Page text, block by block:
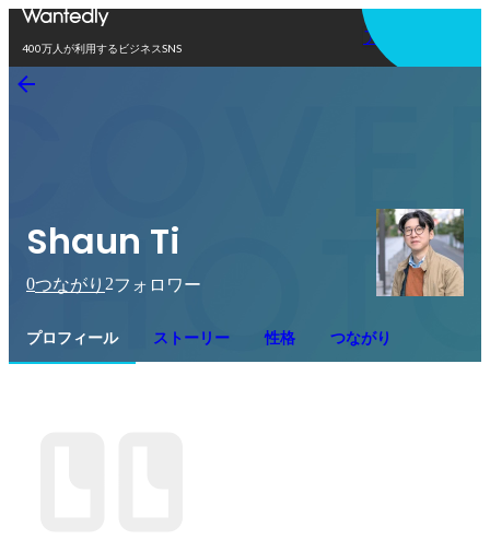
400万人が利用するビジネスSNS
アプリを使う
Shaun Ti
0つながり 2フォロワー
プロフィール ストーリー 性格 つながり